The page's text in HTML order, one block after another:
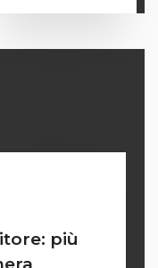
casa ai
più